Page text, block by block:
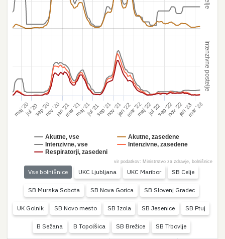
Intenzivne postelje
Akutne, vse
Akutne, zasedene
Intenzivne, vse
Intenzivne, zasedene
Respiratorji, zasedeni
maj '20jul '20sep '20nov '20jan '21mar '21maj '21jul '21sep '21nov '21jan '22mar '22maj '22jul '22sep '22nov '22jan '23mar '23
vir podatkov: Ministrstvo za zdravje, bolnišnice
Vse bolnišnice UKC Ljubljana UKC Maribor SB Celje
SB Murska Sobota SB Nova Gorica SB Slovenj Gradec
UK Golnik SB Novo mesto SB Izola SB Jesenice SB Ptuj
B Sežana B Topolšica SB Brežice SB Trbovlje